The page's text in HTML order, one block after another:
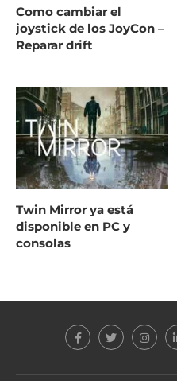
Como cambiar el
joystick de los JoyCon –
Reparar drift
Twin Mirror ya está
disponible en PC y
consolas